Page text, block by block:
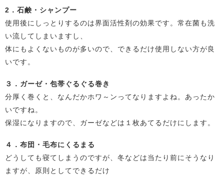
2．石鹸・シャンプー
使用後にしっとりするのは界面活性剤の効果です。常在菌も洗
い流してしまいますし、
体にもよくないものが多いので、できるだけ使用しない方が良
いです。
３．ガーゼ・包帯ぐるぐる巻き
分厚く巻くと、なんだかホワ～ンってなりますよね。あったか
いですね。
保湿になりますので、ガーゼなどは１枚あてるだけにします。
４．布団・毛布にくるまる
どうしても寝てしまうのですが、冬などは当たり前にそうなり
ますが、原則としてできるだけ